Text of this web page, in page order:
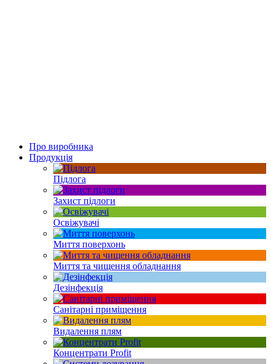
Про виробника
Продукція
Підлога
Захист підлоги
Освіжувачі
Миття поверхонь
Миття та чищення обладнання
Дезінфекція
Санітарні приміщення
Видалення плям
Концентрати Profit